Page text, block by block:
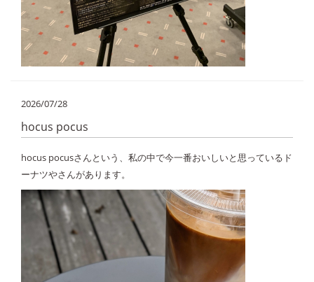
2026/07/28
hocus pocus
hocus pocusさんという、私の中で今一番おいしいと思っているド
ーナツやさんがあります。